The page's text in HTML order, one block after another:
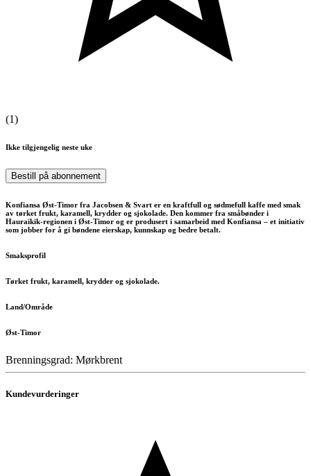
(1)
Ikke tilgjengelig neste uke
Bestill på abonnement
Konfiansa Øst-Timor fra Jacobsen & Svart er en kraftfull og sødmefull kaffe med smak
av tørket frukt, karamell, krydder og sjokolade. Den kommer fra småbønder i
Hauraikik-regionen i Øst-Timor og er produsert i samarbeid med Konfiansa – et initiativ
som jobber for å gi bøndene eierskap, kunnskap og bedre betalt.
Smaksprofil
Tørket frukt, karamell, krydder og sjokolade.
Land/Område
Øst-Timor
Brenningsgrad: Mørkbrent
Kundevurderinger